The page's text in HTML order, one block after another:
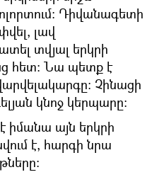
Դիվանագետի
լավ
տվյալ երկրի
հետ: Նա պետք է
Չինացի
կնոջ կերպարը:
իմանա այն երկրի
է, հարգի նրա